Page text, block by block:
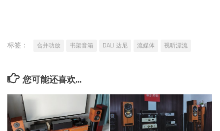
标签： 合并功放 书架音箱 DALI 达尼 流媒体 视听漂流
您可能还喜欢...